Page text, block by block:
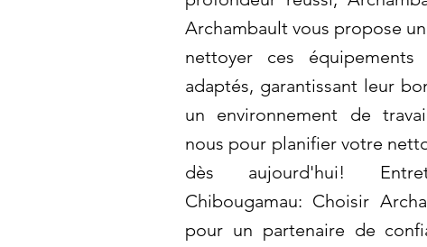
Archambault vous propose
nettoyer ces
adaptés, garantissant leur
un environnement de
nous pour planifier votre
dès aujourd'hui!
Chibougamau: Choisir
pour un partenaire de